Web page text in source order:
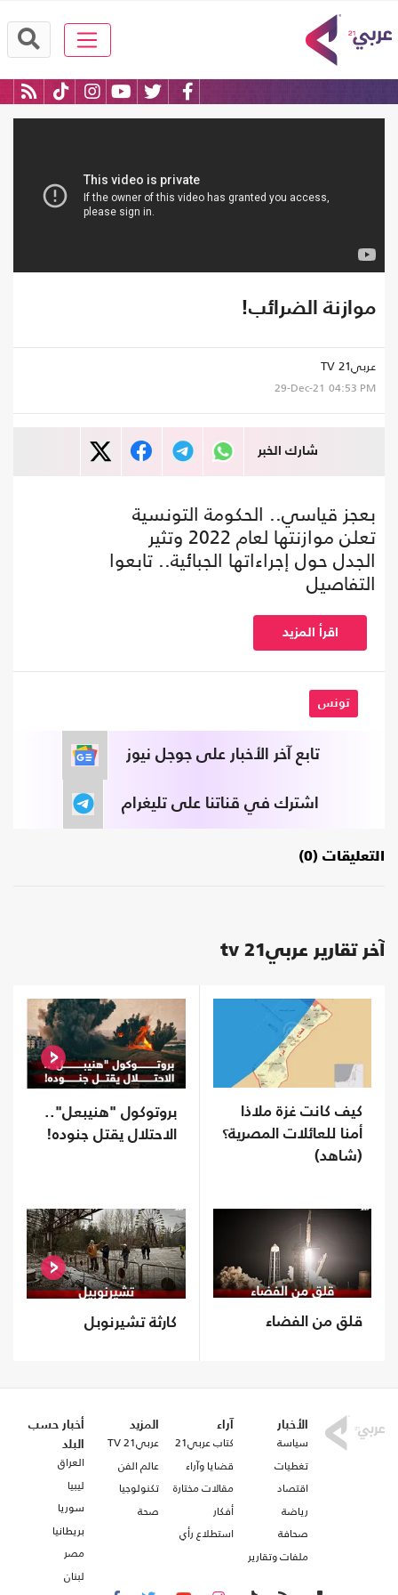
موازنة الضرائب!
عربي21 TV
29-Dec-21 04:53 PM
شارك الخبر
بعجز قياسي.. الحكومة التونسية
تعلن موازنتها لعام 2022 وتثير
الجدل حول إجراءاتها الجبائية.. تابعوا
التفاصيل
اقرأ المزيد
تونس
تابع آخر الأخبار على جوجل نيوز
اشترك في قناتنا على تليغرام
التعليقات (0)
آخر تقارير عربي21 tv
كيف كانت غزة ملاذا
أمنا للعائلات المصرية؟
(شاهد)
بروتوكول "هنيبعل"..
الاحتلال يقتل جنوده!
قلق من الفضاء كارثة تشيرنوبل
الأخبار
سياسة
تغطيات
اقتصاد
رياضة
صحافة
ملفات وتقارير
آراء
كتاب عربي21
قضايا وآراء
مقالات مختارة
أفكار
استطلاع رأي
المزيد
عربي21 TV
عالم الفن
تكنولوجيا
صحة
أخبار حسب
البلد
العراق
ليبيا
سوريا
بريطانيا
مصر
لبنان